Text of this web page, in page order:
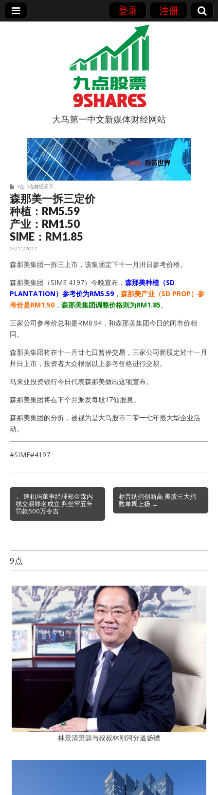
登录 注册
9点股票
大马第一中文新媒体财经网站
9点 9点财经天下
森那美一拆三定价
种植：RM5.59
产业：RM1.50
SIME：RM1.85
24/11/2017
森那美集团一拆三上市，该集团定下十一月卅日参考价格。
森那美集团（SIME 4197）今晚宣布， 森那美种植（SD
PLANTATION）参考价为RM5.59， 森那美产业（SD PROP）参
考价是RM1.50 ， 森那美集团调整价格则为RM1.85。
三家公司参考价总和是RM8.94，和森那美集团今日的闭市价相
同。
森那美集团将在十一月廿七日暂停交易，三家公司新股定於十一月
卅日上市，投资者大众根据以上参考价格进行交易。
马来亚投资银行今日代表森那美做出这项宣布。
森那美集团将在下个月派发每股17仙股息。
森那美集团的分拆，被视为是大马股市二零一七年最大型企业活
动。
#SIME#4197
Post
navigation
← 速柏玛董事经理郑金森内
线交易罪名成立 判坐牢五年
罚款500万令吉
标普纳指创新高 美股三大指
数单周上扬 →
9点
林景清景源与叔叔林刚河分道扬镖